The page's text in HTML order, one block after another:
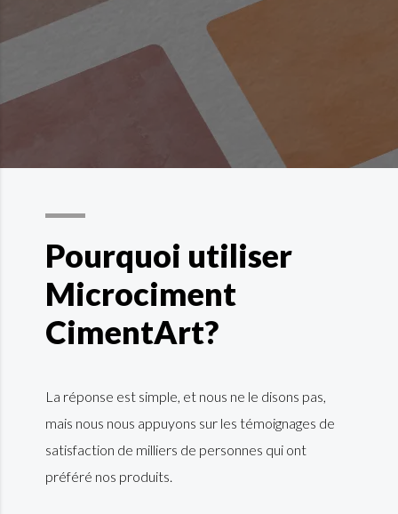
Pourquoi utiliser
Microciment
CimentArt?
La réponse est simple, et nous ne le disons pas,
mais nous nous appuyons sur les témoignages de
satisfaction de milliers de personnes qui ont
préféré nos produits.